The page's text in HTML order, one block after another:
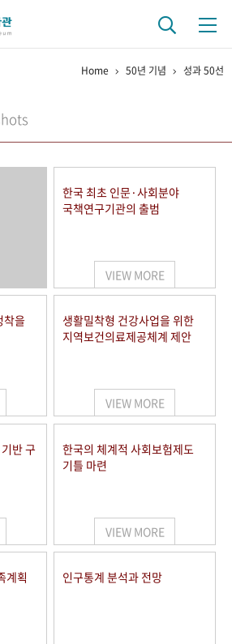
보는 연구 역사
연구자들
록물 행정박물 영상 기록물
Home 50년 기념 성과 50선
한국 최초 인문·사회분야
국책연구기관의 출범
VIEW MORE
착을
생활밀착형 건강사업을 위한
지역보건의료제공체계 제안
VIEW MORE
반 구
한국의 체계적 사회보험제도
기틀 마련
VIEW MORE
계획
인구통계 분석과 전망